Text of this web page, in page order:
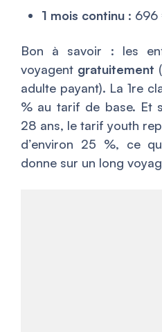
1 mois continu : 696
Bon à savoir : les
voyagent gratuitement
adulte payant). La 1re
% au tarif de base. Et
28 ans, le tarif youth
d’environ 25 %, ce
donne sur un long